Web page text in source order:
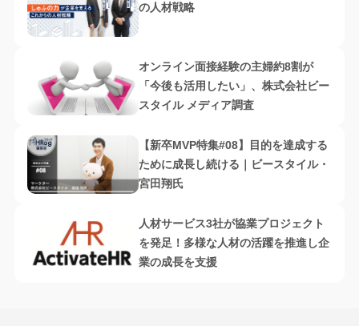
の人材戦略
オンライン面接経験の主婦約8割が
「今後も活用したい」、株式会社ビー
スタイル メディア調査
【新卒MVP特集#08】目的を達成する
ために成長し続ける｜ビースタイル・
宮田翔氏
人材サービス3社が協業プロジェクト
を発足！多様な人材の活躍を推進し企
業の成長を支援